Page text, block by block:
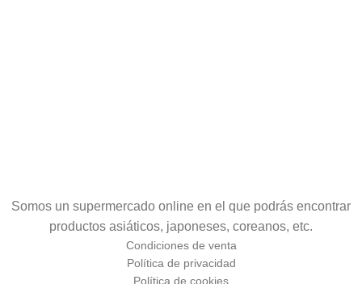
Somos un supermercado online en el que podrás encontrar
productos asiáticos, japoneses, coreanos, etc.
Condiciones de venta
Política de privacidad
Política de cookies